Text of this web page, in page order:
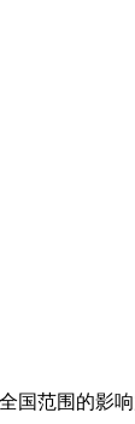
国范围的影